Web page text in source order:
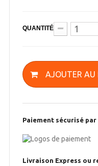
QUANTITÉ
AJOUTER AU
Paiement sécurisé par
Livraison Express ou